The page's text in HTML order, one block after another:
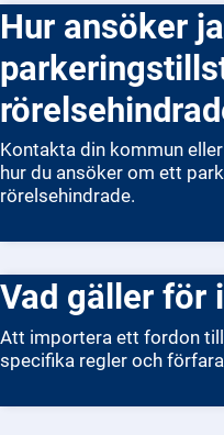
Hur ansöker jag om
Kontakta din kommun
hur du ansöker om ett
rörelsehindrade.
Vad gäller
Att importera ett fordon
specifika regler och